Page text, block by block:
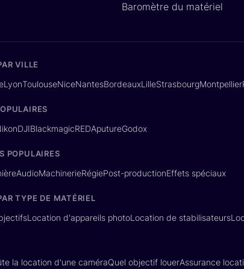
Baromètre du matériel
VILLE
LyonToulouseNiceNantesBordeauxLilleStrasbourgMontpellier
DJIBlackmagicREDAputureGodox
POPULAIRES
AudioMachinerieRégiePost-productionEffets spéciaux
TYPE DE MATÉRIEL
Location d'appareils photoLocation de stabilisateurs
la location d'une caméraQuel objectif louerAssurance